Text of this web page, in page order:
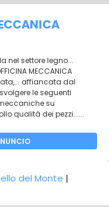
nel settore legno...
MECCANICA
affiancata dal
le seguenti
su
qualità dei pezzi......
del Monte |